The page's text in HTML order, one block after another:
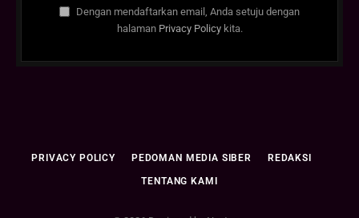
Dengan mendaftarkan email, Anda setuju dengan
halaman Privacy Policykita.
PRIVACY POLICY PEDOMAN MEDIA SIBER REDAKSI
TENTANG KAMI